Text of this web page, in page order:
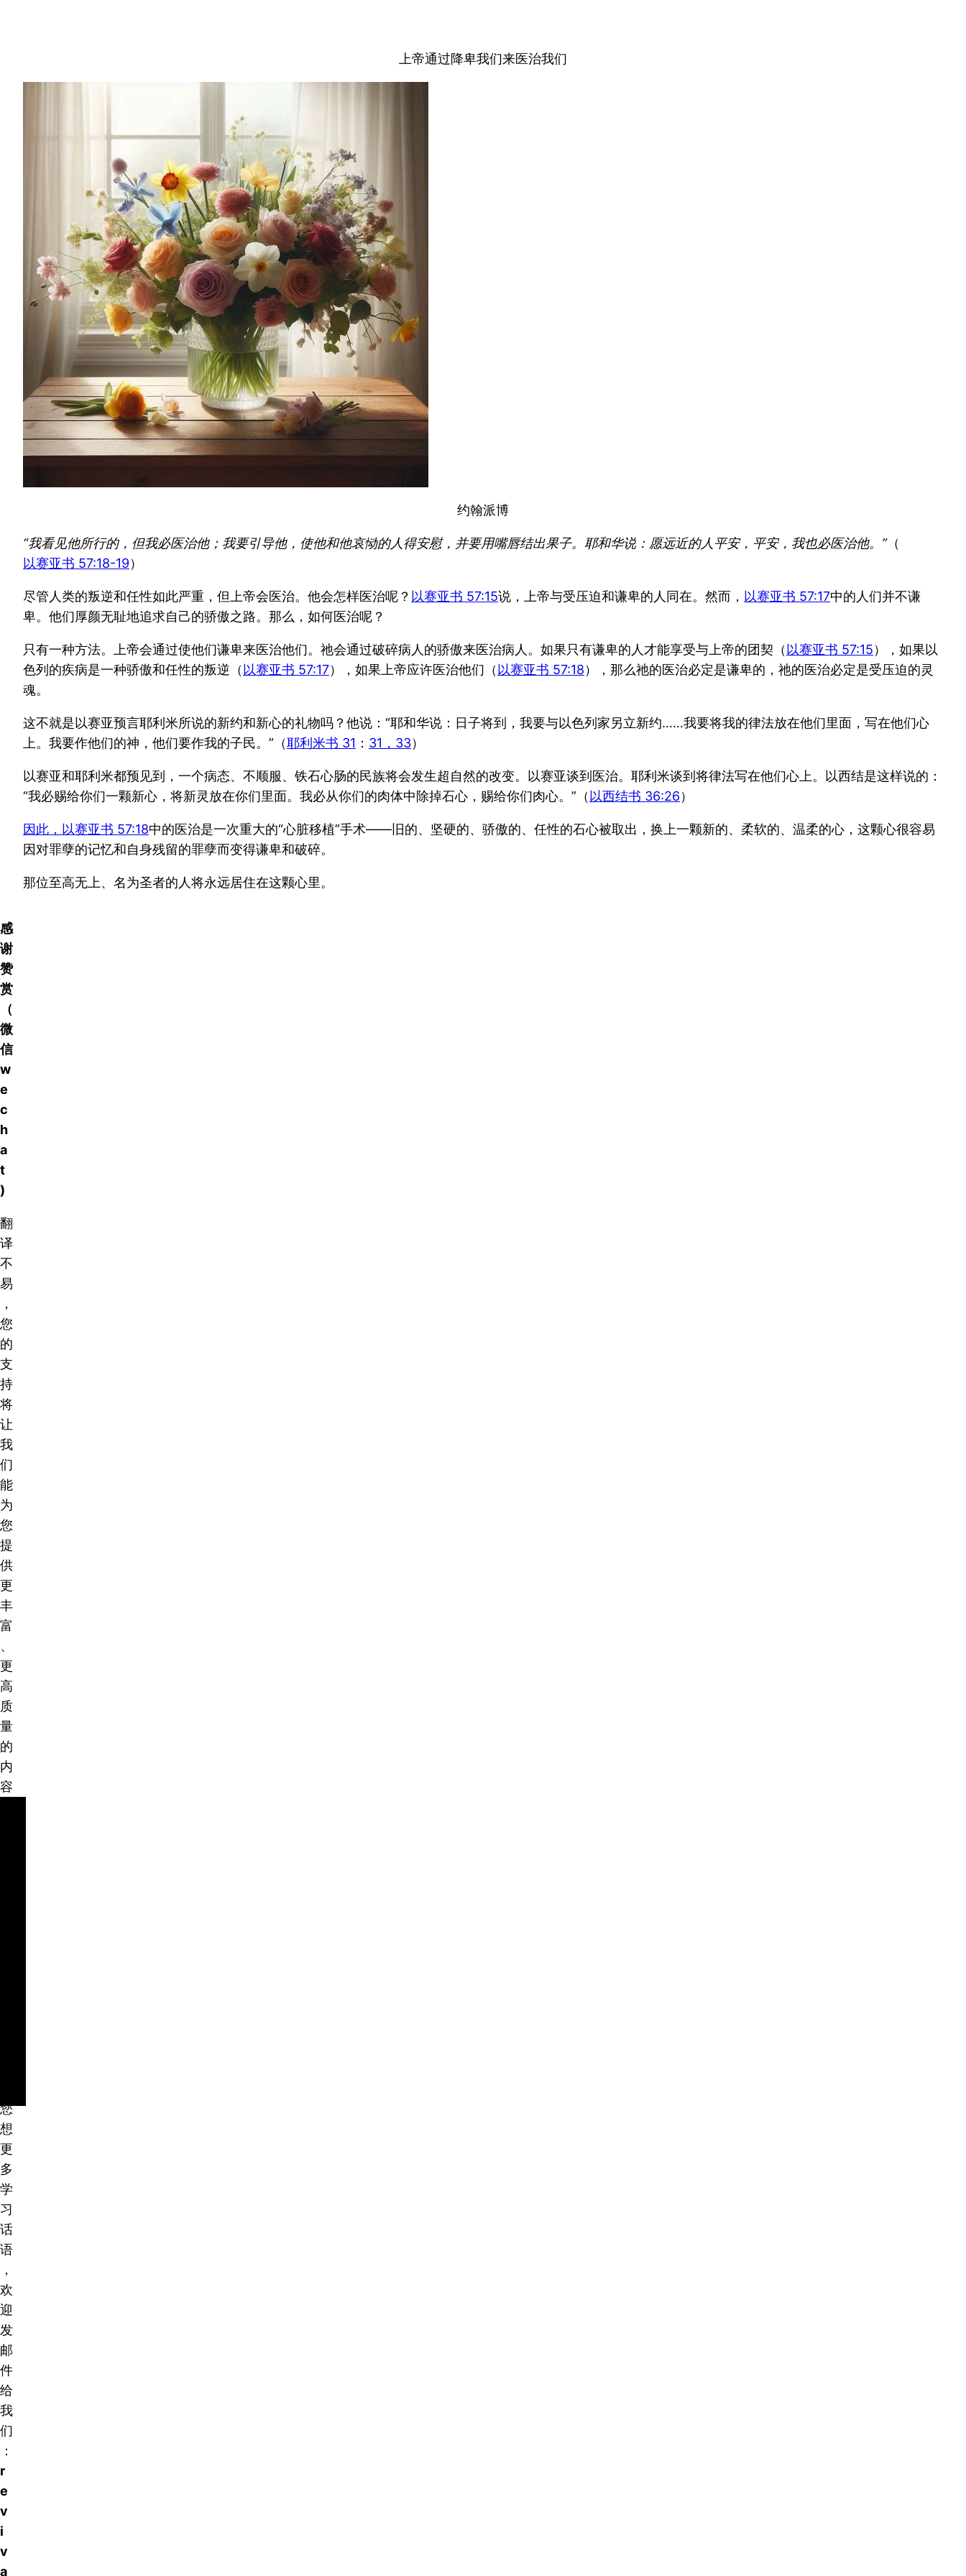
上帝通过降卑我们来医治我们
约翰派博
“我看见他所行的，但我必医治他；我要引导他，使他和他哀恸的人得安慰，并要用嘴唇结出果子。耶和华说：愿远近的人平安，平安，我也必医治他。”（
以赛亚书 57:18-19）
尽管人类的叛逆和任性如此严重，但上帝会医治。他会怎样医治呢？ 以赛亚书 57:15说，上帝与受压迫和谦卑的人同在。然而， 以赛亚书 57:17中的人们并不谦
卑。他们厚颜无耻地追求自己的骄傲之路。那么，如何医治呢？
只有一种方法。上帝会通过使他们谦卑来医治他们。祂会通过破碎病人的骄傲来医治病人。如果只有谦卑的人才能享受与上帝的团契（ 以赛亚书 57:15），如果以
色列的疾病是一种骄傲和任性的叛逆（ 以赛亚书 57:17），如果上帝应许医治他们（ 以赛亚书 57:18），那么祂的医治必定是谦卑的，祂的医治必定是受压迫的灵
魂。
这不就是以赛亚预言耶利米所说的新约和新心的礼物吗？他说：“耶和华说：日子将到，我要与以色列家另立新约……我要将我的律法放在他们里面，写在他们心
上。我要作他们的神，他们要作我的子民。”（耶利米书 31 ： 31，33）
以赛亚和耶利米都预见到，一个病态、不顺服、铁石心肠的民族将会发生超自然的改变。以赛亚谈到医治。耶利米谈到将律法写在他们心上。以西结是这样说的：
“我必赐给你们一颗新心，将新灵放在你们里面。我必从你们的肉体中除掉石心，赐给你们肉心。”（ 以西结书 36:26）
因此，以赛亚书 57:18中的医治是一次重大的“心脏移植”手术——旧的、坚硬的、骄傲的、任性的石心被取出，换上一颗新的、柔软的、温柔的心，这颗心很容易
因对罪孽的记忆和自身残留的罪孽而变得谦卑和破碎。
那位至高无上、名为圣者的人将永远居住在这颗心里。
感
谢
赞
赏
（
微
信
w
e
c
h
a
t
)
翻
译
不
易
，
您
的
支
持
将
让
我
们
能
为
您
提
供
更
丰
富
、
更
高
质
量
的
内
容
您
想
更
多
学
习
话
语
，
欢
迎
发
邮
件
给
我
们
：
r
e
v
i
v
a